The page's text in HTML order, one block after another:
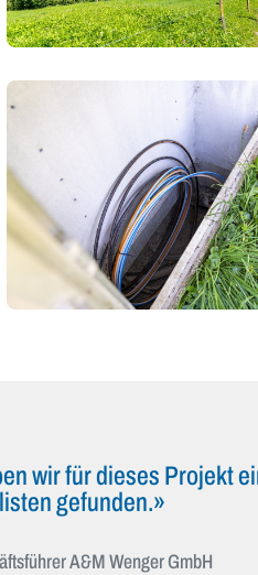
wir für dieses Projekt
gefunden.»
A&M Wenger GmbH